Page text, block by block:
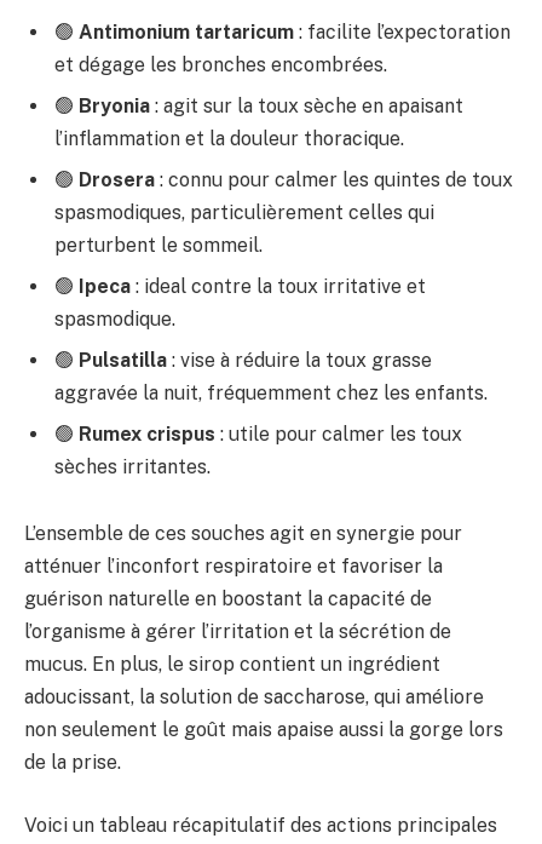
🟢 Antimonium tartaricum : facilite l’expectoration
et dégage les bronches encombrées.
🟢 Bryonia : agit sur la toux sèche en apaisant
l’inflammation et la douleur thoracique.
🟢 Drosera : connu pour calmer les quintes de toux
spasmodiques, particulièrement celles qui
perturbent le sommeil.
🟢 Ipeca : ideal contre la toux irritative et
spasmodique.
🟢 Pulsatilla : vise à réduire la toux grasse
aggravée la nuit, fréquemment chez les enfants.
🟢 Rumex crispus : utile pour calmer les toux
sèches irritantes.
L’ensemble de ces souches agit en synergie pour
atténuer l’inconfort respiratoire et favoriser la
guérison naturelle en boostant la capacité de
l’organisme à gérer l’irritation et la sécrétion de
mucus. En plus, le sirop contient un ingrédient
adoucissant, la solution de saccharose, qui améliore
non seulement le goût mais apaise aussi la gorge lors
de la prise.
Voici un tableau récapitulatif des actions principales